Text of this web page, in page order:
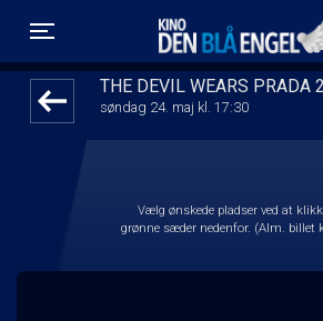
Toggle navigation
Kino Den Blå
THE DEVIL WEARS PRADA 2
søndag 24. maj kl. 17:30
Vælg ønskede pladser ved at
grønne sæder nedenfor. (Alm. billet
front03-cc 103632